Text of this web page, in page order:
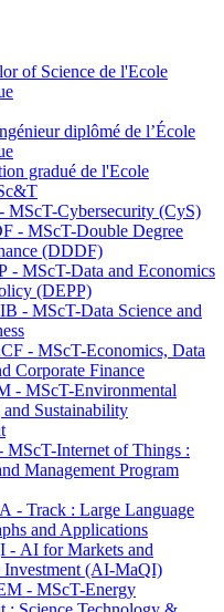
of Science de l'Ecole
diplômé de l’École
gradué de l'Ecole
MScT-Cybersecurity (CyS)
- MScT-Double Degree
(DDDF)
- MScT-Data and Economics
(DEPP)
- MScT-Data Science and
- MScT-Economics, Data
Corporate Finance
- MScT-Environmental
Sustainability
Internet of Things :
Management Program
- Track : Large Language
and Applications
- AI for Markets and
Investment (AI-MaQI)
- MScT-Energy